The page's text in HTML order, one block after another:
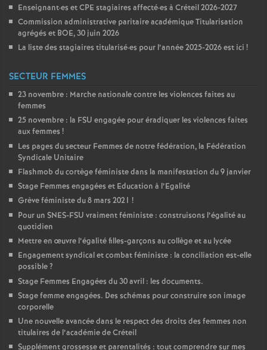
Enseignant·es etCPE stagiaires affecté·es à Créteil 2026-2027
Commission administrative paritaire académique Titularisation
agrégés et BOE, 30 juin 2026
La liste des stagiaires titularisé·es pour l’année 2025-2026 est ici !
SECTEUR FEMMES
23 novembre : Marche nationale contre les violences faites au
femmes
25 novembre : la FSU engagée pour éradiquer les violences faites
aux femmes !
Les pages du secteur Femmes de notre fédération, la Fédération
Syndicale Unitaire
Flashmob du cortège féministe dans la manifestation du 9 janvier
Stage Femmes engagées et Education à l’Egalité
Grève féministe du 8 mars 2021 !
Pour un SNES-FSU vraiment féministe : construisons l’égalité au
quotidien
Mettre en œuvre l’égalité filles-garçons au collège et au lycée
Engagement syndical et combat féministe : la conciliation est-elle
possible?
Stage Femmes Engagées du 30 avril : les documents.
Stage femme engagées. Des schémas pour construire son image
corporelle
Une nouvelle avancée dans le respect des droits des femmes non
titulaires de l’académie de Créteil
Supplément grossesse et parentalités : tout comprendre sur mes